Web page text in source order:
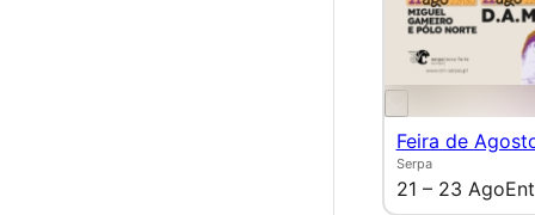
Feira de
Serpa
21 – 23 Ago